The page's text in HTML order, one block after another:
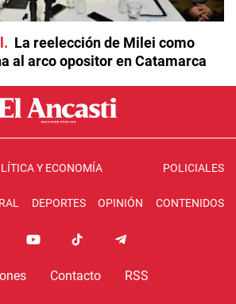
La reelección de Milei como
al arco opositor en Catamarca
Y ECONOMÍA POLICIALES
DEPORTES OPINIÓN CONTENIDOS
Contacto RSS